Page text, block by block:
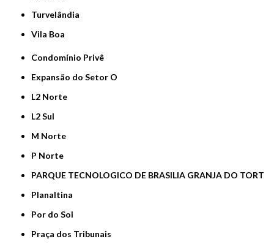
Turvelândia
Vila Boa
Condomínio Privê
Expansão do Setor O
L2 Norte
L2 Sul
M Norte
P Norte
PARQUE TECNOLOGICO DE BRASILIA GRANJA DO TORT
Planaltina
Por do Sol
Praça dos Tribunais